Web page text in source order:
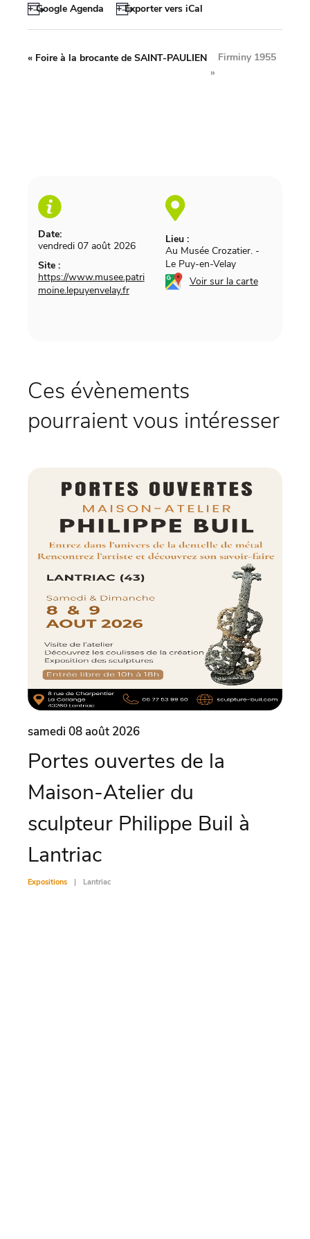
+ Google Agenda + Exporter vers iCal
Date:
vendredi 07 août 2026
Site :
https://www.musee.patri
moine.lepuyenvelay.fr
Lieu :
Au Musée Crozatier. -
Le Puy-en-Velay
Voir sur la carte
« Foire à la brocante de SAINT-PAULIEN
Firminy 1955
»
Ces évènements
pourraient vous intéresser
samedi 08 août 2026
Portes ouvertes de la
Maison-Atelier du
sculpteur Philippe Buil à
Lantriac
Expositions Lantriac